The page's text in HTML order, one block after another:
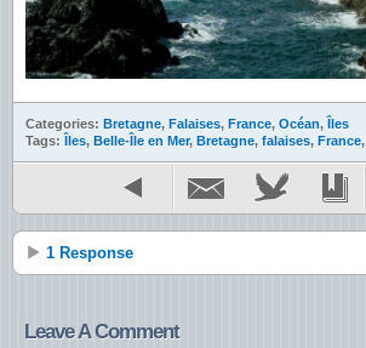
Categories: Bretagne, Falaises, France, Océan, Îles
Tags: Îles, Belle-Île en Mer, Bretagne, falaises, France,
1 Response
Leave A Comment